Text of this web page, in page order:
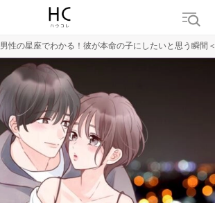
男性の星座でわかる！彼が本命の子にしたいと思う瞬間